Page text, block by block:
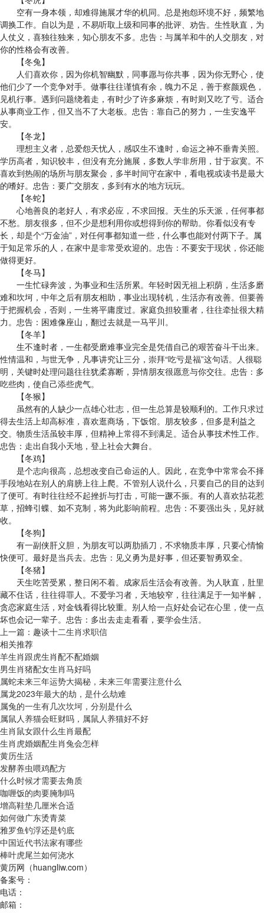
空有一身本领，却难得施展才华的机同。总是抱怨环境不好，频繁地
调换工作。自以为是，不易听取上级和同事的批评、劝告。生性耿直，为
人仗义，喜独往独来，知心朋友不多。忠告：与属羊和牛的人交朋友，对
你的性格会有改善。
【冬兔】
人们喜欢你，因为你机智幽默，同事愿与你共事，因为你无野心，使
他们少了一个竞争对手。做事往往谨慎有余，魄力不足，善于察颜观色，
见机行事。遇到问题绕着走，有时少了许多麻烦，有时则又吃了亏。适合
从事商业工作，但又当不了大老板。忠告：靠自己的努力，一生安逸平
安。
【冬龙】
理想主义者，总爱怨天忧人，感叹生不逢时，命运之神不垂青关照。
学历高者，知识较丰，但没有充分施展，多数人学非所用，甘于寂寞。不
喜欢到热闹的场所与朋友聚会，多半时间守在家中，看电视或读书是最大
的嗜好。忠告：要广交朋友，多到有水的地方玩玩。
【冬蛇】
心地善良的老好人，有求必应，不求回报。天生的乐天派，任何事都
不愁。朋友很多，但不少是想利用你或想得到你的帮助。你看似没有专
长，却是个“万金油”，对任何事都知道一些，什么事也能对付两下子。属
于知足常乐的人，在家中是非常受欢迎的。忠告：不要安于现状，你还能
做得更好。
【冬马】
一生忙碌奔波，为事业和生活所累。年轻时因无祖上积荫，生活多磨
难和坎坷，中年之后有朋友相助，事业出现转机，生活亦有改善。但要善
于把握机会，否则，一生将平庸度过。家庭负担较重者，往往牵扯很大精
力。忠告：困难像座山，翻过去就是一马平川。
【冬羊】
生不逢时者，一生都受磨难事业完全是凭借自己的艰苦奋斗干出来。
性情温和，与世无争，凡事讲究让三分，崇拜“吃亏是福”这句话。人很聪
明，关键时处理问题往往犹柔寡断，异情朋友很愿意与你交往。忠告：多
吃些肉，使自己添些虎气。
【冬猴】
虽然有的人缺少一点雄心壮志，但一生总算是较顺利的。工作只求过
得去生活上却高标准，喜欢逛商场，下饭馆。朋友较多，但多是利益之
交。物质生活虽较丰厚，但精神上常得不到满足。适合从事技术性工作。
忠告：走出自我小天地，登上社会大舞台。
【冬鸡】
是个志向很高，总想改变自己命运的人。因此，在竞争中常常会不择
手段地站在别人的肩膀上往上爬。不管别人说什么，只要自己的目的达到
了便可。有时往往经不起挫折与打击，可能一蹶不振。有的人喜欢拈花惹
草，招蜂引蝶、如不克制，将为此影响前程。忠告：不要强出头，见好就
收。
【冬狗】
有一副侠肝义胆，为朋友可以两肋插刀，不求物质丰厚，只要心情愉
快便可。最好是当兵去。忠告：见义勇为是好事，但还要智勇双全。
【冬猪】
天生吃苦受累，整日闲不着。成家后生活会有改善。为人耿直，肚里
藏不住话，往往得罪人。不爱学习者，天地较窄，往往满足于一知半解，
贪恋家庭生活，对金钱看得比较重。别人给一点好处会记在心里，使一点
坏也会记一辈子。忠告：多出去走走看看，要学会生活。
上一篇： 趣谈十二生肖求职信
相关推荐
羊生肖跟虎生肖配不配婚姻
男生肖猪配女生肖马好吗
属蛇未来三年运势大揭秘，未来三年需要注意什么
属龙2023年最大的劫，是什么劫难
属兔的一生有几次坎坷，分别是什么
属鼠人养猫会旺财吗，属鼠人养猫好不好
生肖鼠女跟什么生肖最配
生肖虎婚姻配生肖兔会怎样
黄历生活
发酵养虫喂鸡配方
什么时候才需要去角质
咖喱饭的肉要腌制吗
增高鞋垫几厘米合适
如何做广东烫青菜
雅罗鱼钓浮还是钓底
中国近代书法家有哪些
棒叶虎尾兰如何浇水
黄历网（huangliw.com）
备案号：
电话：
邮箱：